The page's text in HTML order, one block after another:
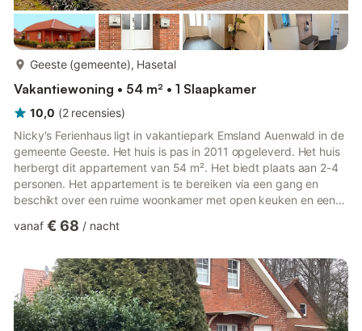
Geeste (gemeente), Hasetal
Vakantiewoning • 54 m² • 1 Slaapkamer
10,0 (2 recensies)
Nicky's Ferienhaus ligt in vakantiepark Emsland Auenwald in de
gemeente Geeste. Het huis is pas in 2011 opgeleverd. Het huis
herbergt dit appartement van 54 m². Het biedt plaats aan 2-4
personen. Het appartement is te bereiken via een gang en
beschikt over een ruime woonkamer met open keuken en een
en ruime parkeerplaats is beschikbaar. Het huis ligt op een
recreatiemeer Geeste is ook in een paar minuten te voet
bereikbaar. Hier heeft u talloze mogelijkheden: Wandelen, fie...
vanaf € 68 / nacht